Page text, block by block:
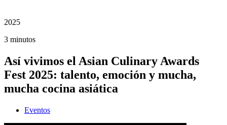
2025
3 minutos
Así vivimos el Asian Culinary Awards
Fest 2025: talento, emoción y mucha,
mucha cocina asiática
Eventos